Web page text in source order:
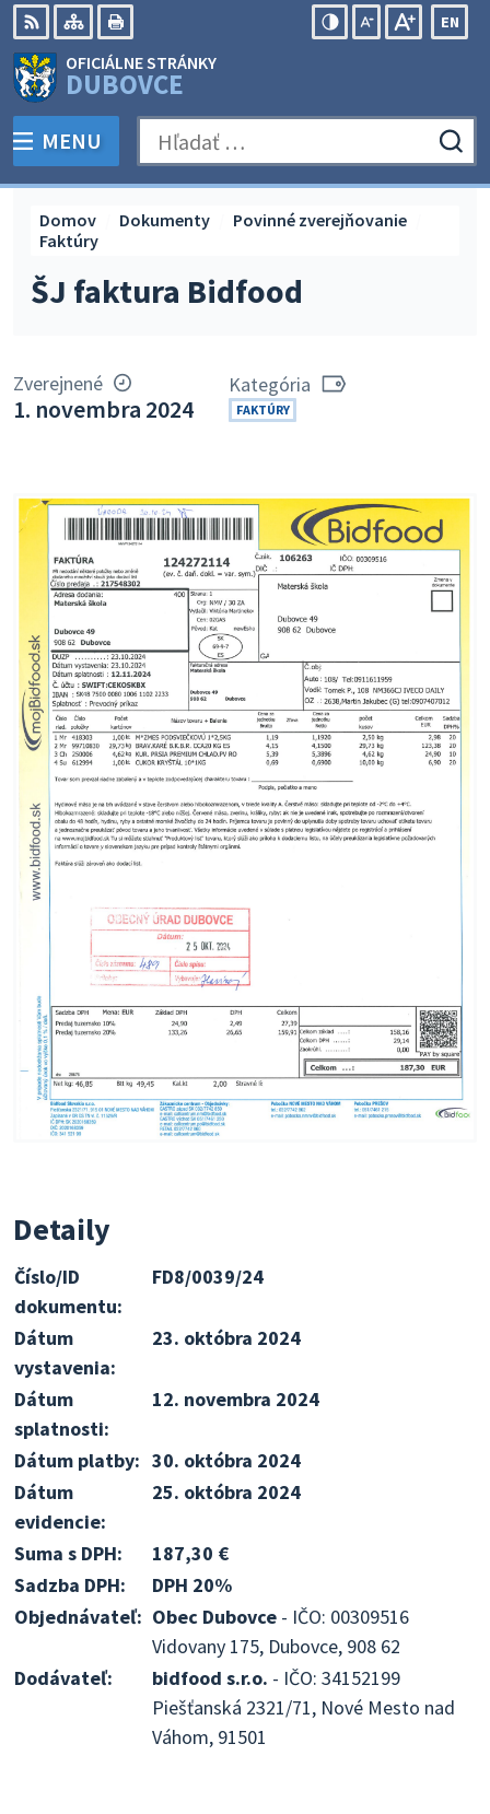
Preskočiť
na
obsah
RSS Mapa
EN
OFICIÁLNE STRÁNKY
DUBOVCE
PREPNÚŤ
MENU Hľadať:
ŠJ faktura Bidfood
Domov Dokumenty
Povinné zverejňovanie
Faktúry
Zverejnené
1. novembra 2024
Kategória
FAKTÚRY
Detaily
Číslo/ID
dokumentu:
FD8/0039/24
Dátum
vystavenia:
23. októbra 2024
Dátum
splatnosti:
12. novembra 2024
Dátum platby: 30. októbra 2024
Dátum
evidencie:
25. októbra 2024
Suma s DPH:
187,30 €
Sadzba DPH:
DPH 20%
Objednávateľ: Obec Dubovce - IČO: 00309516
Vidovany 175, Dubovce, 908 62
Dodávateľ:
bidfood s.r.o. - IČO: 34152199
Piešťanská 2321/71, Nové Mesto nad
Váhom, 91501